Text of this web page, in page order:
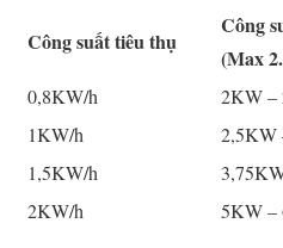
Công suất tiêu thụ
Công
(Max
0,8KW/h
2KW –
1KW/h
2,5KW
1,5KW/h
2KW/h 5KW –